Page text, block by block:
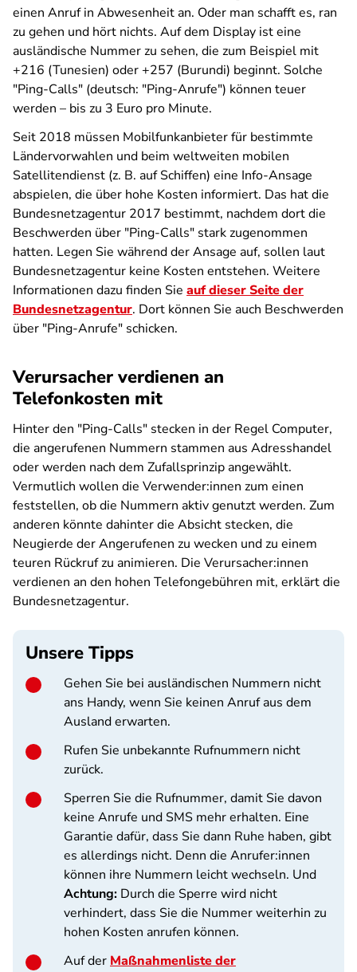
einen Anruf in Abwesenheit an. Oder man schafft es, ran
zu gehen und hört nichts. Auf dem Display ist eine
ausländische Nummer zu sehen, die zum Beispiel mit
+216 (Tunesien) oder +257 (Burundi) beginnt. Solche
"Ping-Calls" (deutsch: "Ping-Anrufe") können teuer
werden – bis zu 3 Euro pro Minute.
Seit 2018 müssen Mobilfunkanbieter für bestimmte
Ländervorwahlen und beim weltweiten mobilen
Satellitendienst (z. B. auf Schiffen) eine Info-Ansage
abspielen, die über hohe Kosten informiert. Das hat die
Bundesnetzagentur 2017 bestimmt, nachdem dort die
Beschwerden über "Ping-Calls" stark zugenommen
hatten. Legen Sie während der Ansage auf, sollen laut
Bundesnetzagentur keine Kosten entstehen. Weitere
Informationen dazu finden Sie auf dieser Seite der
Bundesnetzagentur. Dort können Sie auch Beschwerden
über "Ping-Anrufe" schicken.
Verursacher verdienen an
Telefonkosten mit
Hinter den "Ping-Calls" stecken in der Regel Computer,
die angerufenen Nummern stammen aus Adresshandel
oder werden nach dem Zufallsprinzip angewählt.
Vermutlich wollen die Verwender:innen zum einen
feststellen, ob die Nummern aktiv genutzt werden. Zum
anderen könnte dahinter die Absicht stecken, die
Neugierde der Angerufenen zu wecken und zu einem
teuren Rückruf zu animieren. Die Verursacher:innen
verdienen an den hohen Telefongebühren mit, erklärt die
Bundesnetzagentur.
Unsere Tipps
Gehen Sie bei ausländischen Nummern nicht
ans Handy, wenn Sie keinen Anruf aus dem
Ausland erwarten.
Rufen Sie unbekannte Rufnummern nicht
zurück.
Sperren Sie die Rufnummer, damit Sie davon
keine Anrufe und SMS mehr erhalten. Eine
Garantie dafür, dass Sie dann Ruhe haben, gibt
es allerdings nicht. Denn die Anrufer:innen
können ihre Nummern leicht wechseln. Und
Achtung: Durch die Sperre wird nicht
verhindert, dass Sie die Nummer weiterhin zu
hohen Kosten anrufen können.
Auf der Maßnahmenliste der